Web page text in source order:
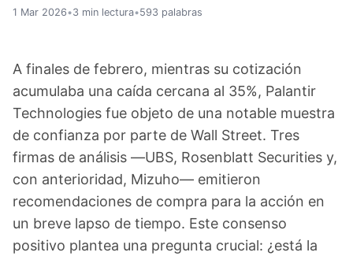
1 Mar 2026•3 min lectura•593 palabras
A finales de febrero, mientras su cotización
acumulaba una caída cercana al 35%, Palantir
Technologies fue objeto de una notable muestra
de confianza por parte de Wall Street. Tres
firmas de análisis —UBS, Rosenblatt Securities y,
con anterioridad, Mizuho— emitieron
recomendaciones de compra para la acción en
un breve lapso de tiempo. Este consenso
positivo plantea una pregunta crucial: ¿está la